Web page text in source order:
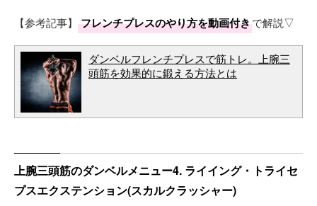
【参考記事】 フレンチプレスのやり方を動画付きで解説▽
ダンベルフレンチプレスで筋トレ。上腕三
頭筋を効果的に鍛える方法とは
上腕三頭筋のダンベルメニュー4. ライイング・トライセ
プスエクステンション(スカルクラッシャー)